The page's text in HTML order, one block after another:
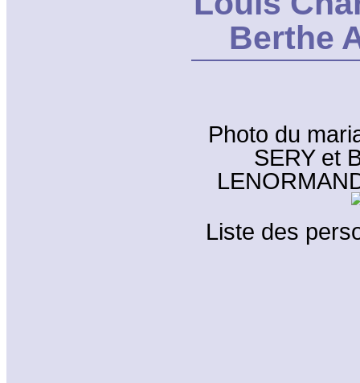
Berthe
Photo du
SERY et
Liste des